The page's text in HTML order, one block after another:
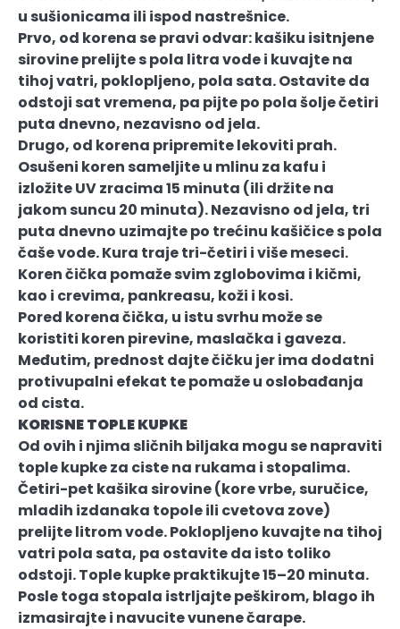
u sušionicama ili ispod nastrešnice.
Prvo, od korena se pravi odvar: kašiku isitnjene
sirovine prelijte s pola litra vode i kuvajte na
tihoj vatri, poklopljeno, pola sata. Ostavite da
odstoji sat vremena, pa pijte po pola šolje četiri
puta dnevno, nezavisno od jela.
Drugo, od korena pripremite lekoviti prah.
Osušeni koren sameljite u mlinu za kafu i
izložite UV zracima 15 minuta (ili držite na
jakom suncu 20 minuta). Nezavisno od jela, tri
puta dnevno uzimajte po trećinu kašičice s pola
čaše vode. Kura traje tri-četiri i više meseci.
Koren čička pomaže svim zglobovima i kičmi,
kao i crevima, pankreasu, koži i kosi.
Pored korena čička, u istu svrhu može se
koristiti koren pirevine, maslačka i gaveza.
Međutim, prednost dajte čičku jer ima dodatni
protivupalni efekat te pomaže u oslobađanja
od cista.
KORISNE TOPLE KUPKE
Od ovih i njima sličnih biljaka mogu se napraviti
tople kupke za ciste na rukama i stopalima.
Četiri-pet kašika sirovine (kore vrbe, suručice,
mladih izdanaka topole ili cvetova zove)
prelijte litrom vode. Poklopljeno kuvajte na tihoj
vatri pola sata, pa ostavite da isto toliko
odstoji. Tople kupke praktikujte 15–20 minuta.
Posle toga stopala istrljajte peškirom, blago ih
izmasirajte i navucite vunene čarape.